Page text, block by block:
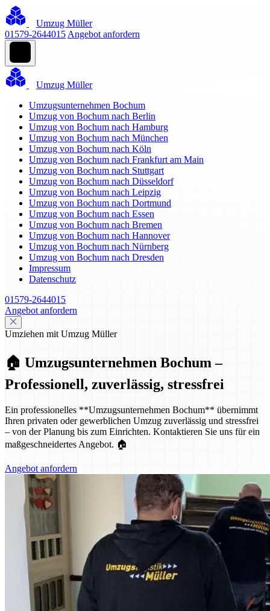
Umzug Müller
01579-2644015 Angebot anfordern
Umzug Müller
Umzugsunternehmen Bochum
Umzug von Bochum nach Berlin
Umzug von Bochum nach Hamburg
Umzug von Bochum nach München
Umzug von Bochum nach Köln
Umzug von Bochum nach Frankfurt am Main
Umzug von Bochum nach Stuttgart
Umzug von Bochum nach Düsseldorf
Umzug von Bochum nach Leipzig
Umzug von Bochum nach Dortmund
Umzug von Bochum nach Essen
Umzug von Bochum nach Bremen
Umzug von Bochum nach Hannover
Umzug von Bochum nach Nürnberg
Umzug von Bochum nach Dresden
Impressum
Datenschutz
01579-2644015
Angebot anfordern
Umziehen mit Umzug Müller
🏠 Umzugsunternehmen Bochum –
Professionell, zuverlässig, stressfrei
Ein professionelles **Umzugsunternehmen Bochum** übernimmt
Ihren privaten oder gewerblichen Umzug zuverlässig und stressfrei
– von der Planung bis zum Einrichten. Kontaktieren Sie uns für ein
maßgeschneidertes Angebot. 🏠
Angebot anfordern